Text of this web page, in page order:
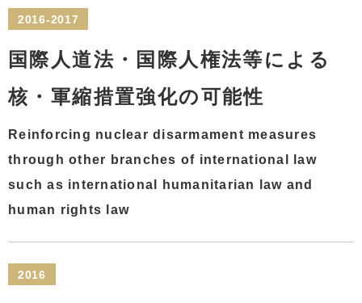
2016-2017
国際人道法・国際人権法等による
核・軍縮措置強化の可能性
Reinforcing nuclear disarmament measures
through other branches of international law
such as international humanitarian law and
human rights law
2016